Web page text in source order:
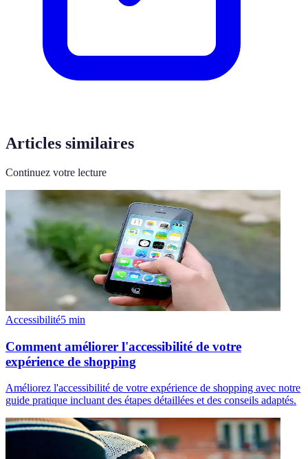
Articles similaires
Continuez votre lecture
Accessibilité5 min
Comment améliorer l'accessibilité de votre
expérience de shopping
Améliorez l'accessibilité de votre expérience de shopping avec notre
guide pratique incluant des étapes détaillées et des conseils adaptés.